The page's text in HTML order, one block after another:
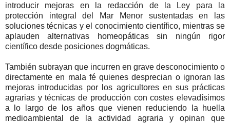
introducir mejoras en la redacción de la Ley para la
protección integral del Mar Menor sustentadas en las
soluciones técnicas y el conocimiento científico, mientras se
aplauden alternativas homeopáticas sin ningún rigor
científico desde posiciones dogmáticas.
También subrayan que incurren en grave desconocimiento o
directamente en mala fé quienes desprecian o ignoran las
mejoras introducidas por los agricultores en sus prácticas
agrarias y técnicas de producción con costes elevadísimos
a lo largo de los años que vienen reduciendo la huella
medioambiental de la actividad agraria y opinan que